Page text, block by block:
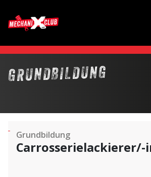
GRUNDBILDUNG
Grundbildung
Carrosserielackierer/-